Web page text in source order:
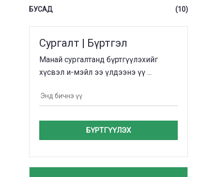
БУСАД
(10)
Сургалт | Бүртгэл
Манай сургалтанд бүртгүүлэхийг
хүсвэл и-мэйл ээ үлдээнэ үү ...
БҮРТГҮҮЛЭХ